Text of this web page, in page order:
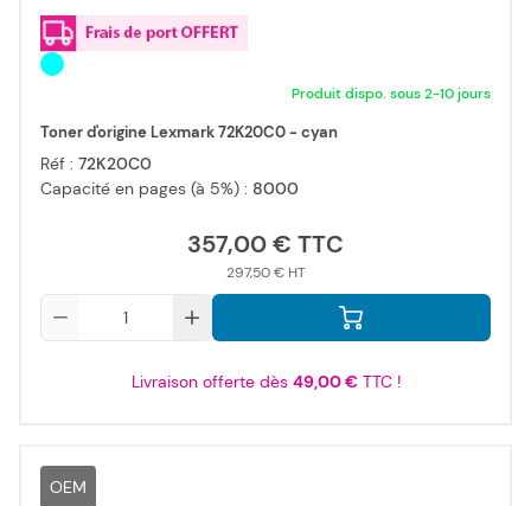
Produit dispo. sous 2-10 jours
Toner d'origine Lexmark 72K20C0 - cyan
Réf : 72K20C0
Capacité en pages (à 5%) : 8000
357,00 €
297,50 €
Livraison offerte dès 49,00 €TTC !
OEM